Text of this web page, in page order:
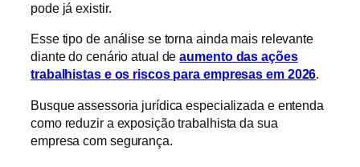
pode já existir.
Esse tipo de análise se torna ainda mais relevante
diante do cenário atual deaumento das ações
trabalhistas e os riscos para empresas em 2026.
Busque assessoria jurídica especializada e entenda
como reduzir a exposição trabalhista da sua
empresa com segurança.